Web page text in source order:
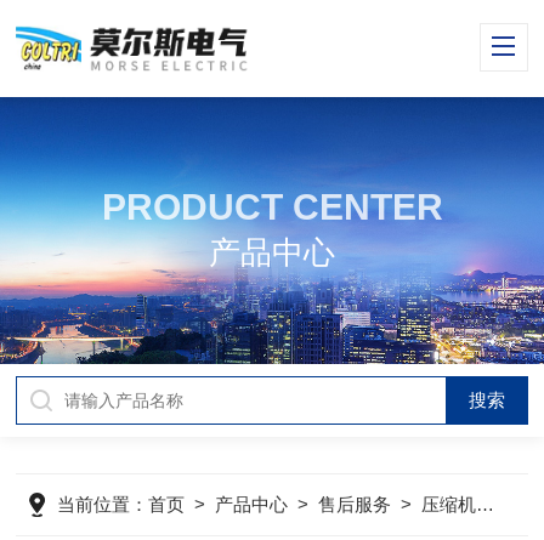
PRODUCT CENTER
产品中心
当前位置：首页 > 产品中心 >售后服务 > 压缩机维修